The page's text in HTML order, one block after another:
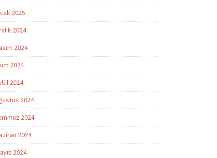
2025
2024
2024
2024
2024
2024
2024
2024
2024